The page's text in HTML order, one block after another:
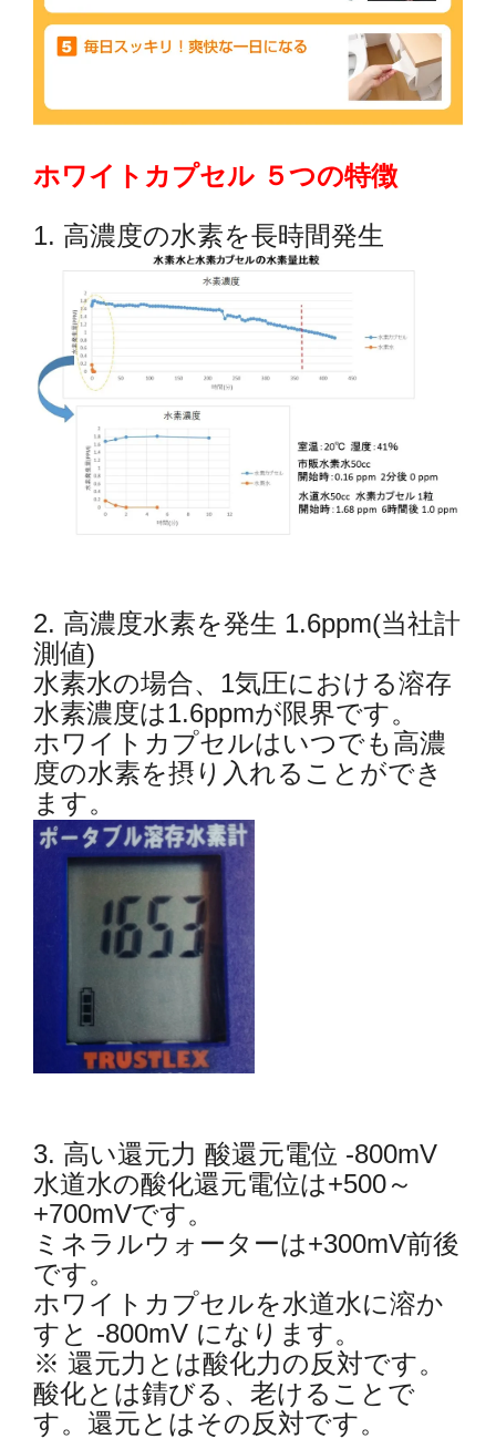
ホワイトカプセル ５つの特徴
1. 高濃度の水素を長時間発生
2. 高濃度水素を発生 1.6ppm(当社計
測値)
水素水の場合、1気圧における溶存
水素濃度は1.6ppmが限界です。
ホワイトカプセルはいつでも高濃
度の水素を摂り入れることができ
ます。
3. 高い還元力 酸還元電位 -800mV
水道水の酸化還元電位は+500～
+700mVです。
ミネラルウォーターは+300mV前後
です。
ホワイトカプセルを水道水に溶か
すと -800mV になります。
※ 還元力とは酸化力の反対です。
酸化とは錆びる、老けることで
す。還元とはその反対です。